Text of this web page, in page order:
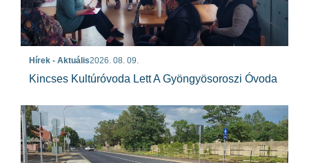
Hírek - Aktuális2026. 08. 09.
Kincses Kultúróvoda Lett A Gyöngyösoroszi Óvoda